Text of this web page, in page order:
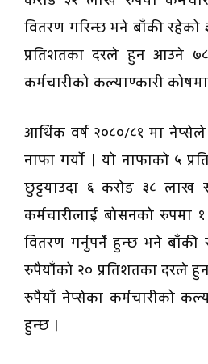
वितरण गरिन्छ भने बाँकी
प्रतिशतका दरले हुन आउने
कर्मचारीको कल्याण्कारी
आर्थिक वर्ष २०८०/८१ मा
नाफा गर्यो । यो नाफाको ५
छुट्टयाउदा ६ करोड ३८
कर्मचारीलाई बोसनको रुपमा
वितरण गर्नुपर्ने हुन्छ भने
रुपैयाँको २० प्रतिशतका दरले
रुपैयाँ नेप्सेका कर्मचारीको
हुन्छ ।